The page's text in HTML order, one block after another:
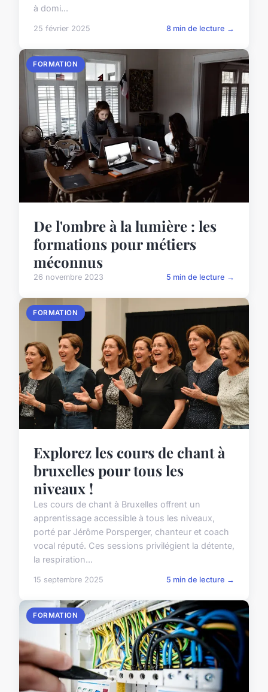
à domi...
25 février 2025 8 min de lecture →
FORMATION
De l'ombre à la lumière : les
formations pour métiers
méconnus
26 novembre 2023 5 min de lecture →
FORMATION
Explorez les cours de chant à
bruxelles pour tous les
niveaux !
Les cours de chant à Bruxelles offrent un
apprentissage accessible à tous les niveaux,
porté par Jérôme Porsperger, chanteur et coach
vocal réputé. Ces sessions privilégient la détente,
la respiration...
15 septembre 2025 5 min de lecture →
FORMATION